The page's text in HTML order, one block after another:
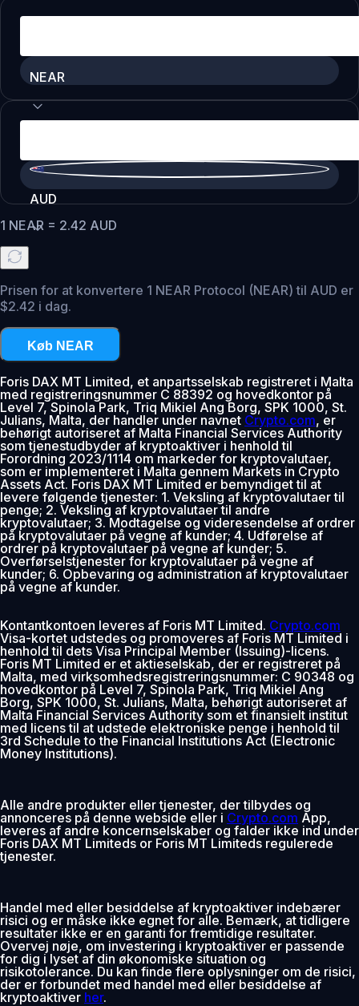
NEAR
AUD
1 NEAR = 2.42 AUD
Prisen for at konvertere 1 NEAR Protocol (NEAR) til AUD er
$2.42 i dag.
Køb NEAR
Foris DAX MT Limited, et anpartsselskab registreret i Malta
med registreringsnummer C 88392 og hovedkontor på
Level 7, Spinola Park, Triq Mikiel Ang Borg, SPK 1000, St.
Julians, Malta, der handler under navnet Crypto.com, er
behørigt autoriseret af Malta Financial Services Authority
som tjenestudbyder af kryptoaktiver i henhold til
Forordning 2023/1114 om markeder for kryptovalutaer,
som er implementeret i Malta gennem Markets in Crypto
Assets Act. Foris DAX MT Limited er bemyndiget til at
levere følgende tjenester: 1. Veksling af kryptovalutaer til
penge; 2. Veksling af kryptovalutaer til andre
kryptovalutaer; 3. Modtagelse og videresendelse af ordrer
på kryptovalutaer på vegne af kunder; 4. Udførelse af
ordrer på kryptovalutaer på vegne af kunder; 5.
Overførselstjenester for kryptovalutaer på vegne af
kunder; 6. Opbevaring og administration af kryptovalutaer
på vegne af kunder.
Kontantkontoen leveres af Foris MT Limited. Crypto.com
Visa-kortet udstedes og promoveres af Foris MT Limited i
henhold til dets Visa Principal Member (Issuing)-licens.
Foris MT Limited er et aktieselskab, der er registreret på
Malta, med virksomhedsregistreringsnummer: C 90348 og
hovedkontor på Level 7, Spinola Park, Triq Mikiel Ang
Borg, SPK 1000, St. Julians, Malta, behørigt autoriseret af
Malta Financial Services Authority som et finansielt institut
med licens til at udstede elektroniske penge i henhold til
3rd Schedule to the Financial Institutions Act (Electronic
Money Institutions).
Alle andre produkter eller tjenester, der tilbydes og
annonceres på denne webside eller i Crypto.com App,
leveres af andre koncernselskaber og falder ikke ind under
Foris DAX MT Limiteds or Foris MT Limiteds regulerede
tjenester.
Handel med eller besiddelse af kryptoaktiver indebærer
risici og er måske ikke egnet for alle. Bemærk, at tidligere
resultater ikke er en garanti for fremtidige resultater.
Overvej nøje, om investering i kryptoaktiver er passende
for dig i lyset af din økonomiske situation og
risikotolerance. Du kan finde flere oplysninger om de risici,
der er forbundet med handel med eller besiddelse af
kryptoaktiver her.